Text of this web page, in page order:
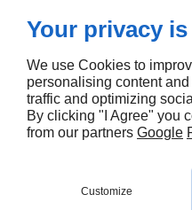
À PROPOS
Accueil
Contactez-nous
Mentions légales
Plan du site
Your privacy
We use Cookies to
personalising content
traffic and optimizing
By clicking "I Agree" you
from our partners Google
Customize